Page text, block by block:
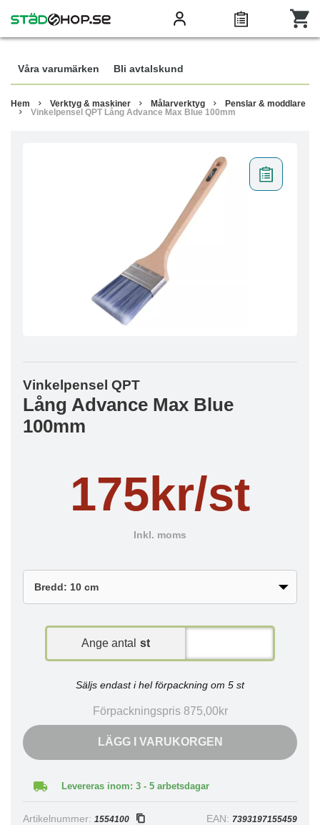
Våra varumärken Bli avtalskund
Hem Verktyg & maskiner Målarverktyg
Penslar & moddlare
Vinkelpensel QPT Lång Advance Max Blue 100mm
Vinkelpensel QPT
Lång Advance Max Blue
100mm
175kr/st
Inkl. moms
Ange antal st
Säljs endast i hel förpackning om 5 st
Förpackningspris 875,00kr
LÄGG I VARUKORGEN
Levereras inom: 3 - 5 arbetsdagar
Artikelnummer: 1554100 EAN: 7393197155459